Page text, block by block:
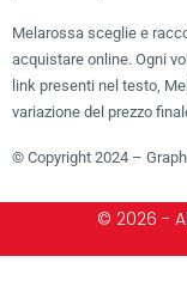
Melarossa sceglie e
acquistare online. Ogni
link presenti nel testo,
variazione del prezzo
© Copyright 2024 –
© 2026 -